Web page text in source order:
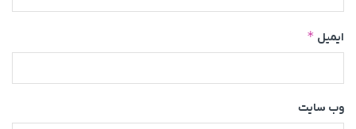
ایمیل *
وب‌ سایت